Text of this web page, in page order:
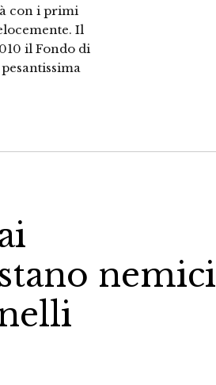
con i primi
Il
il Fondo di
nemici